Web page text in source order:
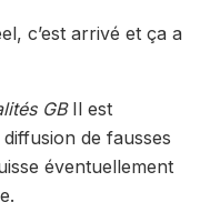
c’est arrivé et ça a
GBIl est
de fausses
éventuellement